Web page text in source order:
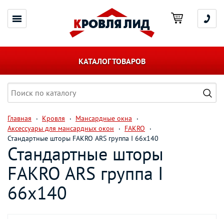
КАТАЛОГ ТОВАРОВ
Главная Кровля
Мансардные окна
Аксессуары для мансардных окон
FAKRO
Стандартные шторы FAKRO ARS группа I 66х140
Стандартные шторы
FAKRO ARS группа I
66х140